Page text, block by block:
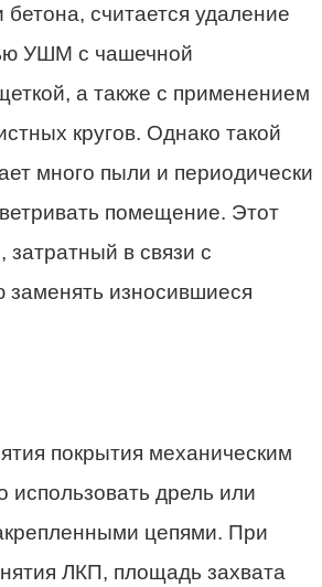
бетона, считается удаление
УШМ с чашечной
а также с применением
кругов. Однако такой
много пыли и периодически
помещение. Этот
затратный в связи с
заменять износившиеся
покрытия механическим
дрель или
цепями. При
ЛКП, площадь захвата